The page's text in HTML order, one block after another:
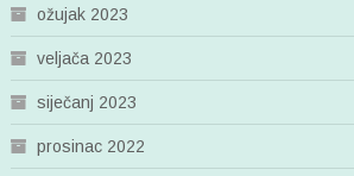
ožujak 2023
veljača 2023
siječanj 2023
prosinac 2022